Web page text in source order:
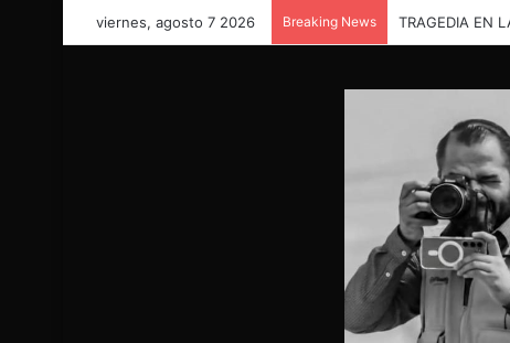
viernes, agosto 7 2026 Breaking News